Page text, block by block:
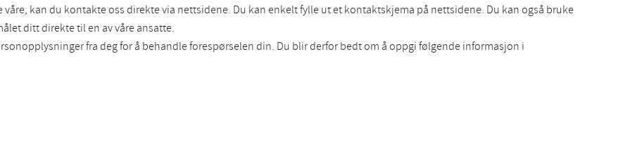
kan du kontakte oss direkte via nettsidene. Du kan enkelt fylle ut et kontaktskjema på nettsidene. Du kan også bruke
ditt direkte til en av våre ansatte.
fra deg for å behandle forespørselen din. Du blir derfor bedt om å oppgi følgende informasjon i